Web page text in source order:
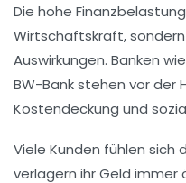
Die hohe
Wirtschaftskraft,
Auswirkungen. Banken
BW-Bank stehen vor der
Kostendeckung und
Viele Kunden fühlen
verlagern ihr Geld